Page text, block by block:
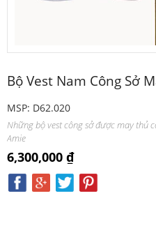
Bộ Vest Nam Công Sở
MSP: D62.020
Những bộ vest công sở được may thủ
Amie
6,300,000 ₫